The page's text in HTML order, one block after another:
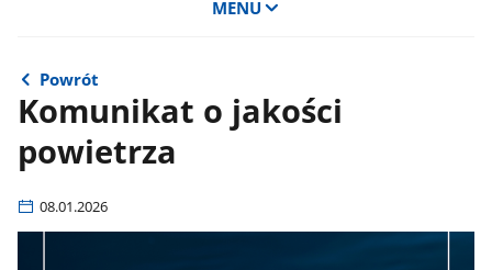
MENU
Powrót
Komunikat o jakości
powietrza
08.01.2026